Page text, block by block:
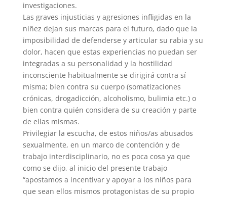
investigaciones.
Las graves injusticias y agresiones infligidas en la
niñez dejan sus marcas para el futuro, dado que la
imposibilidad de defenderse y articular su rabia y su
dolor, hacen que estas experiencias no puedan ser
integradas a su personalidad y la hostilidad
inconsciente habitualmente se dirigirá contra sí
misma; bien contra su cuerpo (somatizaciones
crónicas, drogadicción, alcoholismo, bulimia etc.) o
bien contra quién considera de su creación y parte
de ellas mismas.
Privilegiar la escucha, de estos niños/as abusados
sexualmente, en un marco de contención y de
trabajo interdisciplinario, no es poca cosa ya que
como se dijo, al inicio del presente trabajo
“apostamos a incentivar y apoyar a los niños para
que sean ellos mismos protagonistas de su propio